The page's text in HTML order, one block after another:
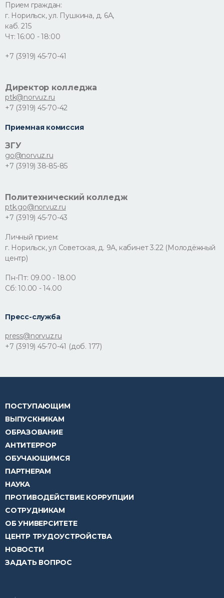
Прием граждан:
г. Норильск, ул. Пушкина, д. 6А,
каб. 215
Чт: 16:00 - 18:00
+7 (3919) 45-70-41
Директор колледжа
ptk@norvuz.ru
+7 (3919) 45-70-42
Приемная комиссия
ЗГУ
go@norvuz.ru
+7 (3919) 38-85-85
Политехнический колледж
ptk.go@norvuz.ru
+7 (3919) 45-70-43
Личный прием:
г. Норильск, ул Советская, д. 9А, кабинет 3.22 (Молодёжный
центр)
Пн-Пт: 09.00 - 18.00
Сб: 10.00 - 14.00
Пресс-служба
press@norvuz.ru
+7 (3919) 45-70-41 (доб. 177)
ПОСТУПАЮЩИМ
ВЫПУСКНИКАМ
ОБРАЗОВАНИЕ
АНТИТЕРРОР
ОБУЧАЮЩИМСЯ
ПАРТНЕРАМ
НАУКА
ПРОТИВОДЕЙСТВИЕ КОРРУПЦИИ
СОТРУДНИКАМ
ОБ УНИВЕРСИТЕТЕ
ЦЕНТР ТРУДОУСТРОЙСТВА
НОВОСТИ
ЗАДАТЬ ВОПРОС